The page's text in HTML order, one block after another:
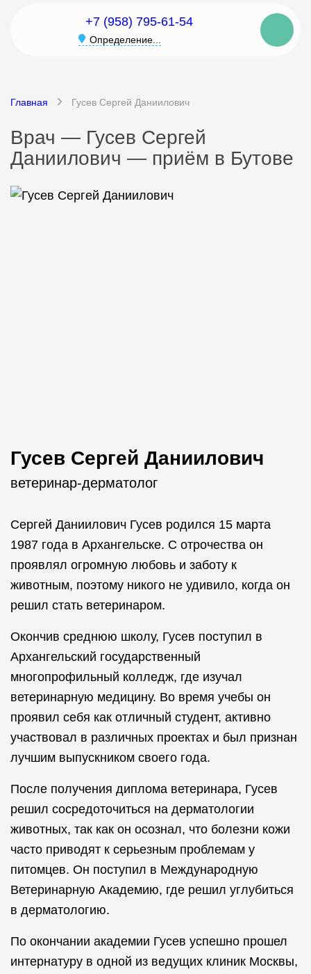
+7 (958) 795-61-54
Определение...
Главная Гусев Сергей Даниилович
Врач — Гусев Сергей
Даниилович — приём в Бутове
Гусев Сергей Даниилович
ветеринар-дерматолог
Сергей Даниилович Гусев родился 15 марта
1987 года в Архангельске. С отрочества он
проявлял огромную любовь и заботу к
животным, поэтому никого не удивило, когда он
решил стать ветеринаром.
Окончив среднюю школу, Гусев поступил в
Архангельский государственный
многопрофильный колледж, где изучал
ветеринарную медицину. Во время учебы он
проявил себя как отличный студент, активно
участвовал в различных проектах и был признан
лучшим выпускником своего года.
После получения диплома ветеринара, Гусев
решил сосредоточиться на дерматологии
животных, так как он осознал, что болезни кожи
часто приводят к серьезным проблемам у
питомцев. Он поступил в Международную
Ветеринарную Академию, где решил углубиться
в дерматологию.
По окончании академии Гусев успешно прошел
интернатуру в одной из ведущих клиник Москвы,